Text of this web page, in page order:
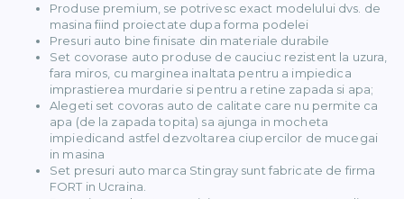
Produse premium, se potrivesc exact modelului dvs. de
masina fiind proiectate dupa forma podelei
Presuri auto bine finisate din materiale durabile
Set covorase auto produse de cauciuc rezistent la uzura,
fara miros, cu marginea inaltata pentru a impiedica
imprastierea murdarie si pentru a retine zapada si apa;
Alegeti set covoras auto de calitate care nu permite ca
apa (de la zapada topita) sa ajunga in mocheta
impiedicand astfel dezvoltarea ciupercilor de mucegai
in masina
Set presuri auto marca Stingray sunt fabricate de firma
FORT in Ucraina.